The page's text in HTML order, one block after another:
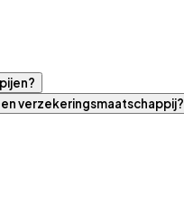
verzekeringsmaatschappij?